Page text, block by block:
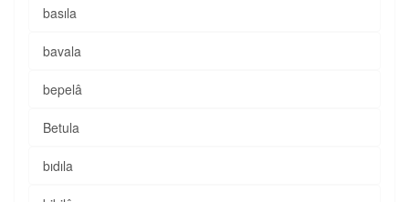
basıla
bavala
bepelâ
Betula
bıdıla